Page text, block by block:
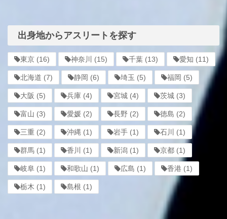
出身地からアスリートを探す
東京 (16) 神奈川 (15) 千葉 (13) 愛知 (11)
北海道 (7) 静岡 (6) 埼玉 (5) 福岡 (5)
大阪 (5) 兵庫 (4) 宮城 (4) 茨城 (3)
富山 (3) 愛媛 (2) 長野 (2) 徳島 (2)
三重 (2) 沖縄 (1) 岩手 (1) 石川 (1)
群馬 (1) 香川 (1) 新潟 (1) 京都 (1)
岐阜 (1) 和歌山 (1) 広島 (1) 香港 (1)
栃木 (1) 島根 (1)